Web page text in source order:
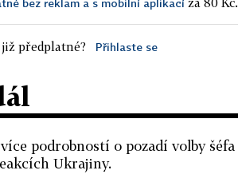
předplatné? Přihlaste se
podrobností o pozadí volby šéfa
Ukrajiny.